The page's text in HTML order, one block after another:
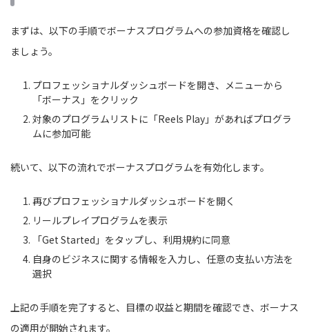
まずは、以下の手順でボーナスプログラムへの参加資格を確認し
ましょう。
プロフェッショナルダッシュボードを開き、メニューから
「ボーナス」をクリック
対象のプログラムリストに「Reels Play」があればプログラ
ムに参加可能
続いて、以下の流れでボーナスプログラムを有効化します。
再びプロフェッショナルダッシュボードを開く
リールプレイプログラムを表示
「Get Started」をタップし、利用規約に同意
自身のビジネスに関する情報を入力し、任意の支払い方法を
選択
上記の手順を完了すると、目標の収益と期間を確認でき、ボーナス
の適用が開始されます。